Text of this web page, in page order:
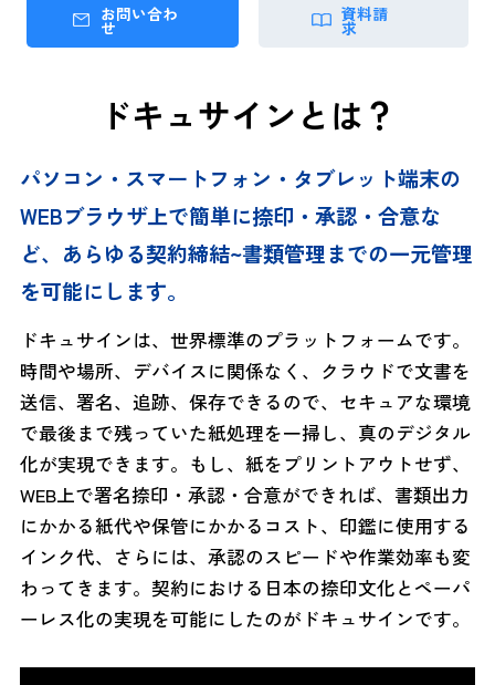
お問い合わ
せ
資料請
求
ドキュサインとは？
パソコン・スマートフォン・タブレット端末の
WEBブラウザ上で簡単に捺印・承認・合意な
ど、あらゆる契約締結~書類管理までの一元管理
を可能にします。
ドキュサインは、世界標準のプラットフォームです。
時間や場所、デバイスに関係なく、クラウドで文書を
送信、署名、追跡、保存できるので、セキュアな環境
で最後まで残っていた紙処理を一掃し、真のデジタル
化が実現できます。もし、紙をプリントアウトせず、
WEB上で署名捺印・承認・合意ができれば、書類出力
にかかる紙代や保管にかかるコスト、印鑑に使用する
インク代、さらには、承認のスピードや作業効率も変
わってきます。契約における日本の捺印文化とペーパ
ーレス化の実現を可能にしたのがドキュサインです。